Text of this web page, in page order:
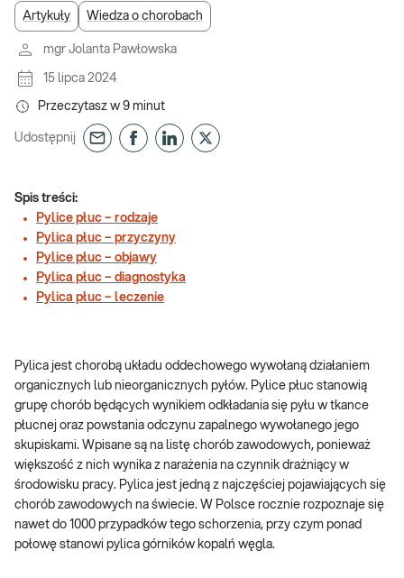
Artykuły Wiedza o chorobach
mgr Jolanta Pawłowska
15 lipca 2024
Przeczytasz w 9 minut
Udostępnij
Spis treści:
Pylice płuc – rodzaje
Pylica płuc – przyczyny
Pylice płuc – objawy
Pylica płuc – diagnostyka
Pylica płuc – leczenie
Pylica jest chorobą układu oddechowego wywołaną działaniem
organicznych lub nieorganicznych pyłów. Pylice płuc stanowią
grupę chorób będących wynikiem odkładania się pyłu w tkance
płucnej oraz powstania odczynu zapalnego wywołanego jego
skupiskami. Wpisane są na listę chorób zawodowych, ponieważ
większość z nich wynika z narażenia na czynnik drażniący w
środowisku pracy. Pylica jest jedną z najczęściej pojawiających się
chorób zawodowych na świecie. W Polsce rocznie rozpoznaje się
nawet do 1000 przypadków tego schorzenia, przy czym ponad
połowę stanowi pylica górników kopalń węgla.